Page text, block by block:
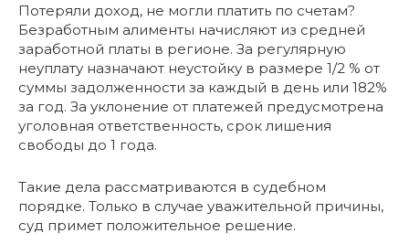
Потеряли доход, не могли платить по счетам?
Безработным алименты начисляют из средней
заработной платы в регионе. За регулярную
неуплату назначают неустойку в размере 1/2 % от
суммы задолженности за каждый в день или 182%
за год. За уклонение от платежей предусмотрена
уголовная ответственность, срок лишения
свободы до 1 года.
Такие дела рассматриваются в судебном
порядке. Только в случае уважительной причины,
суд примет положительное решение.